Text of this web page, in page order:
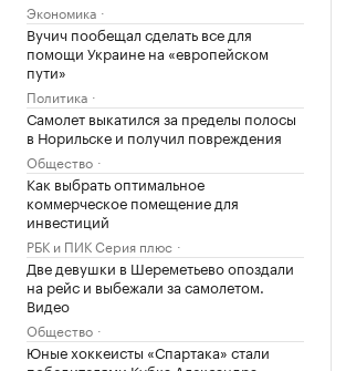
Экономика
Вучич пообещал сделать все для
помощи Украине на «европейском
пути»
Политика
Самолет выкатился за пределы полосы
в Норильске и получил повреждения
Общество
Как выбрать оптимальное
коммерческое помещение для
инвестиций
РБК и ПИК Серия плюс
Две девушки в Шереметьево опоздали
на рейс и выбежали за самолетом.
Видео
Общество
Юные хоккеисты «Спартака» стали